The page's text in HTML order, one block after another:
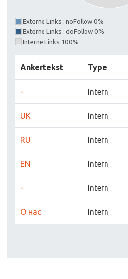
Externe Links : noFollow 0%
Externe Links : doFollow 0%
Interne Links 100%
Ankertekst Type
- Intern
UK Intern
RU Intern
EN Intern
- Intern
О нас Intern